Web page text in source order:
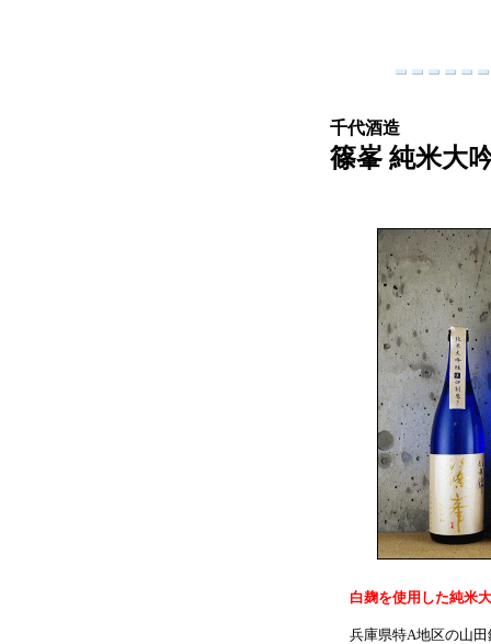
千代酒造
篠峯 純米大
白麹を使用した純米
兵庫県特A地区の山田